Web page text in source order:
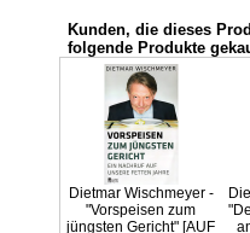
Kunden, die dieses
folgende Produkte
Dietmar Wischmeyer -
"Vorspeisen zum
jüngsten Gericht" [AUF